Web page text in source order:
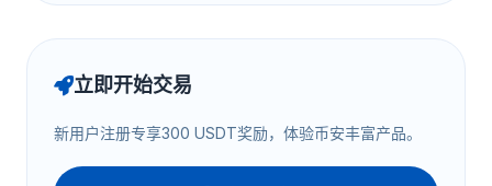
立即开始交易
新用户注册专享300 USDT奖励，体验币安丰富产品。